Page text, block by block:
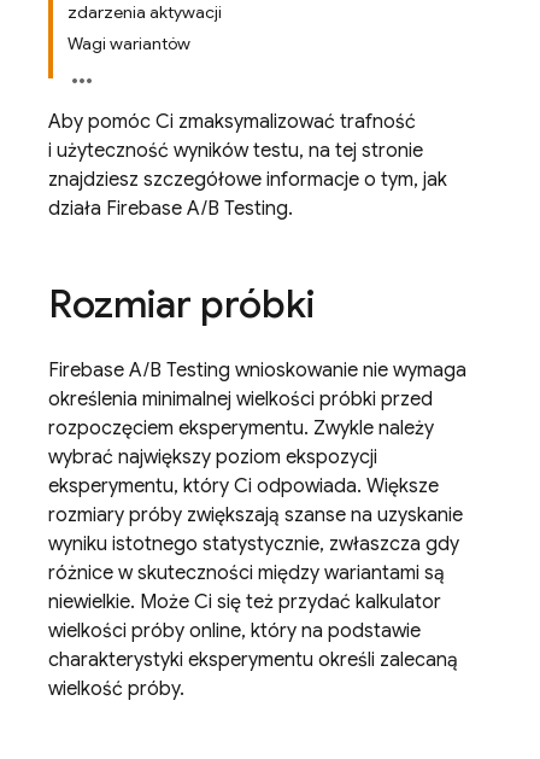
zdarzenia aktywacji
Wagi wariantów
Aby pomóc Ci zmaksymalizować trafność
i użyteczność wyników testu, na tej stronie
znajdziesz szczegółowe informacje o tym, jak
działa Firebase A/B Testing.
Rozmiar próbki
Firebase A/B Testing wnioskowanie nie wymaga
określenia minimalnej wielkości próbki przed
rozpoczęciem eksperymentu. Zwykle należy
wybrać największy poziom ekspozycji
eksperymentu, który Ci odpowiada. Większe
rozmiary próby zwiększają szanse na uzyskanie
wyniku istotnego statystycznie, zwłaszcza gdy
różnice w skuteczności między wariantami są
niewielkie. Może Ci się też przydać kalkulator
wielkości próby online, który na podstawie
charakterystyki eksperymentu określi zalecaną
wielkość próby.